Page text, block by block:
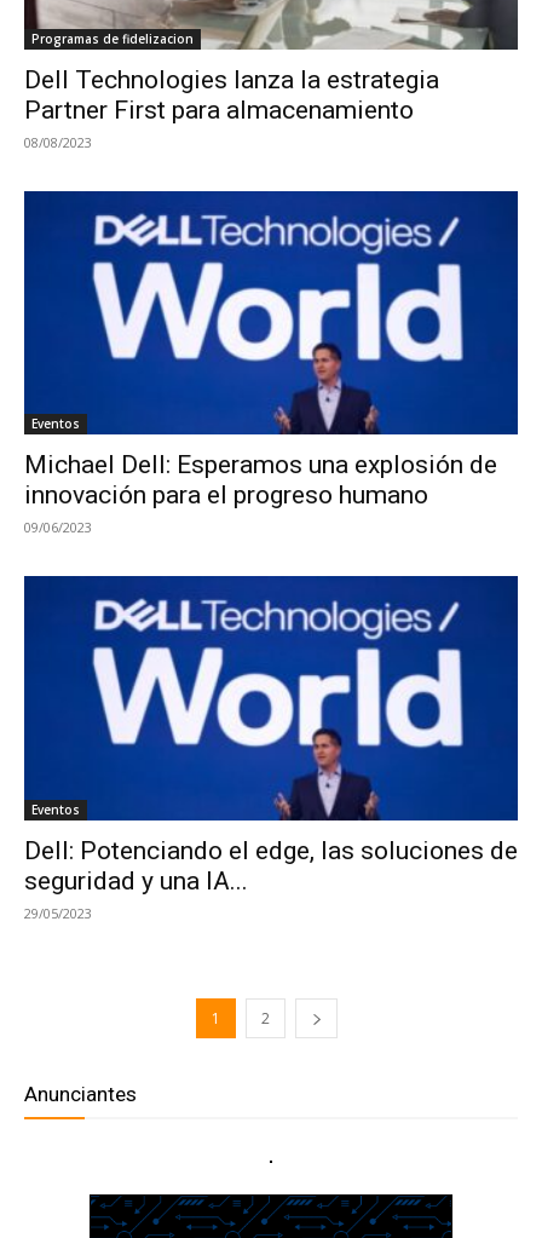
Programas de fidelizacion
Dell Technologies lanza la estrategia
Partner First para almacenamiento
08/08/2023
Eventos
Michael Dell: Esperamos una explosión de
innovación para el progreso humano
09/06/2023
Eventos
Dell: Potenciando el edge, las soluciones de
seguridad y una IA...
29/05/2023
1 2
Anunciantes